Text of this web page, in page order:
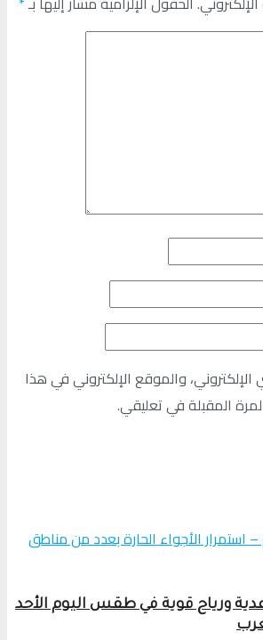
والموقع الإلكتروني في هذا
المقبلة في تعليقي.
ورياح قوية في طقس اليوم الأحد